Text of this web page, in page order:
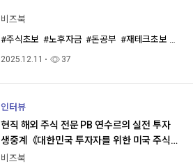
비즈북
#주식초보 #노후자금 #돈공부 #재테크초보 #머
2025.12.11 37
인터뷰
현직 해외 주식 전문 PB 연수르의 실전 투자
생중계《대한민국 투자자를 위한 미국 주식
불패 공식》김연수(연수르) 저자 인터뷰
비즈북